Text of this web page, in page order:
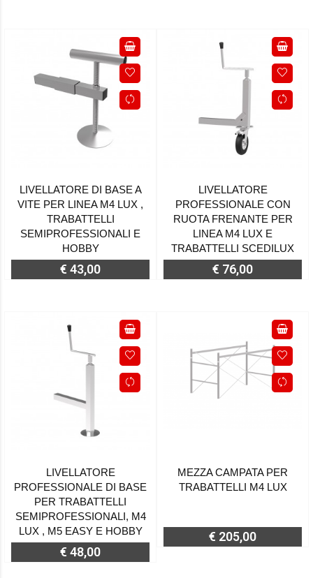
LIVELLATORE DI BASE A
VITE PER LINEA M4 LUX ,
TRABATTELLI
SEMIPROFESSIONALI E
HOBBY
€ 43,00
LIVELLATORE
PROFESSIONALE CON
RUOTA FRENANTE PER
LINEA M4 LUX E
TRABATTELLI SCEDILUX
€ 76,00
LIVELLATORE
PROFESSIONALE DI BASE
PER TRABATTELLI
SEMIPROFESSIONALI, M4
LUX , M5 EASY E HOBBY
€ 48,00
MEZZA CAMPATA PER
TRABATTELLI M4 LUX
€ 205,00